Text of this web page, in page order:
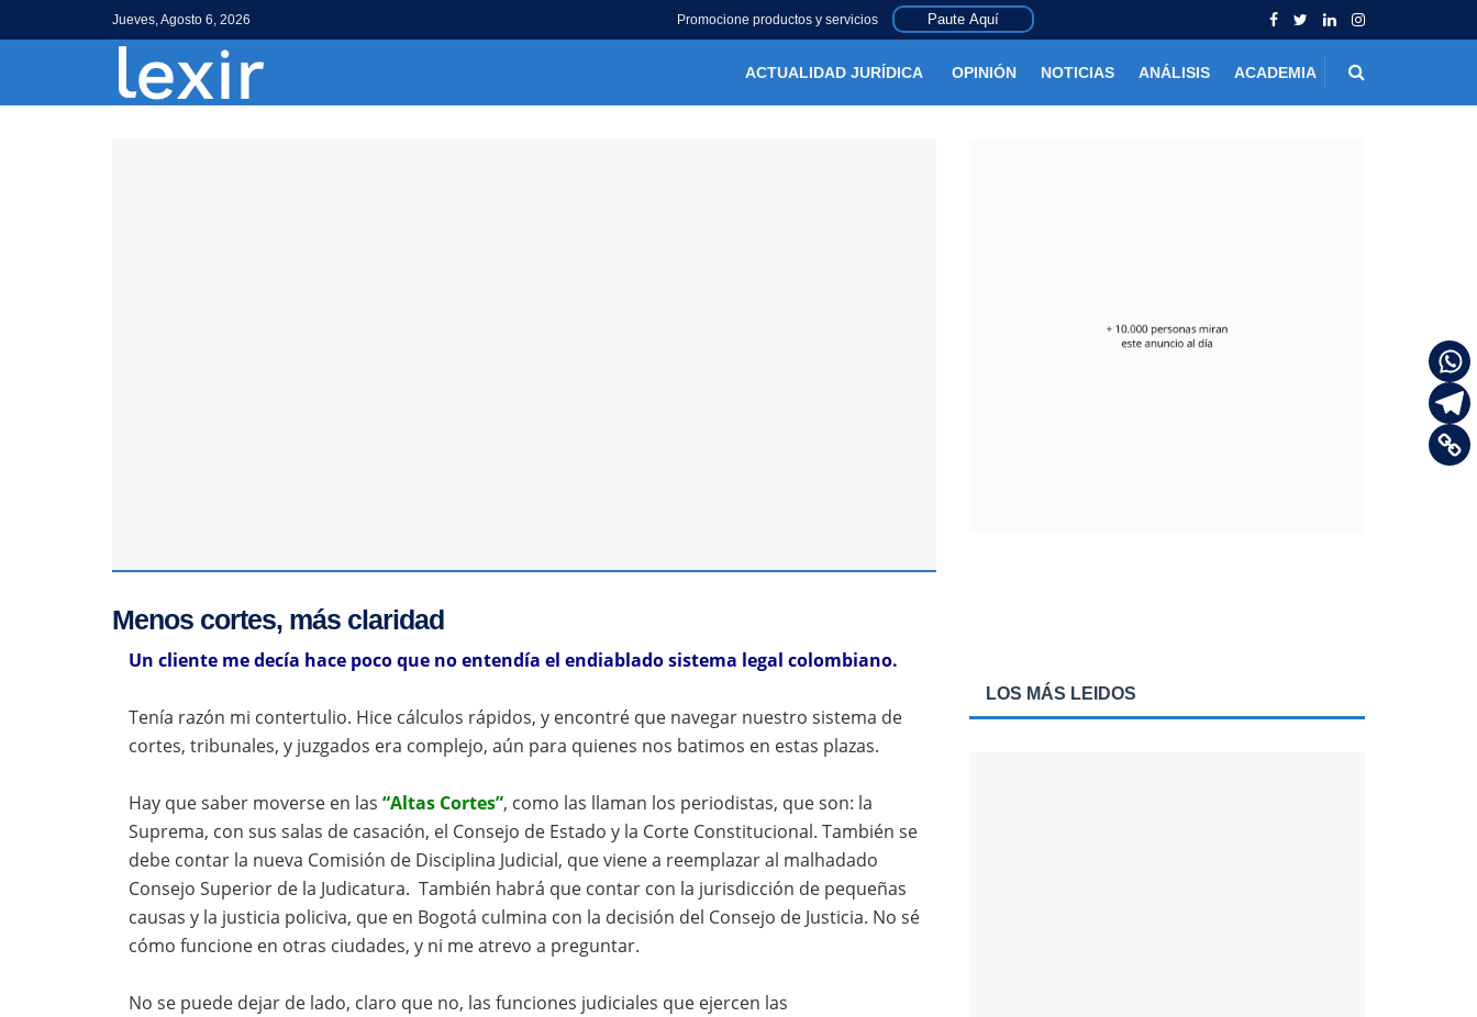
Jueves, Agosto 6, 2026 Promocione productos y servicios Paute Aquí
ACTUALIDAD JURÍDICA OPINIÓN NOTICIAS ANÁLISIS ACADEMIA
Menos cortes, más claridad
Un cliente me decía hace poco que no entendía el endiablado sistema legal colombiano.
Tenía razón mi contertulio. Hice cálculos rápidos, y encontré que navegar nuestro sistema de
cortes, tribunales, y juzgados era complejo, aún para quienes nos batimos en estas plazas.
Hay que saber moverse en las “Altas Cortes”, como las llaman los periodistas, que son: la
Suprema, con sus salas de casación, el Consejo de Estado y la Corte Constitucional. También se
debe contar la nueva Comisión de Disciplina Judicial, que viene a reemplazar al malhadado
Consejo Superior de la Judicatura. También habrá que contar con la jurisdicción de pequeñas
causas y la justicia policiva, que en Bogotá culmina con la decisión del Consejo de Justicia. No sé
cómo funcione en otras ciudades, y ni me atrevo a preguntar.
No se puede dejar de lado, claro que no, las funciones judiciales que ejercen las
LOS MÁS LEIDOS